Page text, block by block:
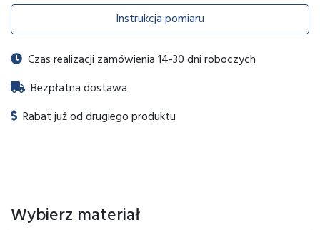
Instrukcja pomiaru
Czas realizacji zamówienia 14-30 dni roboczych
Bezpłatna dostawa
Rabat już od drugiego produktu
Wybierz materiał